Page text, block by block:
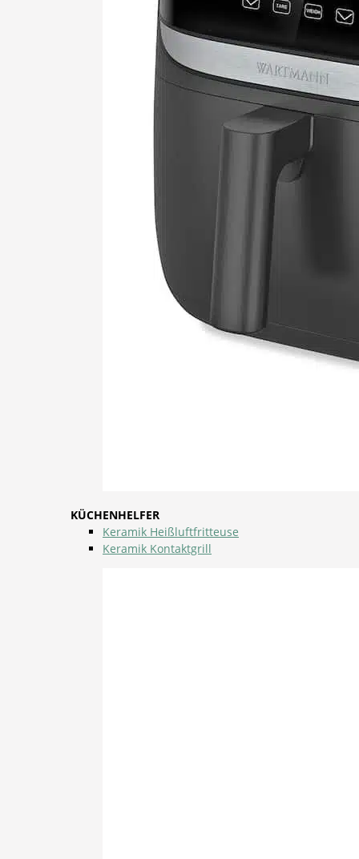
KÜCHENHELFER
Keramik Heißluftfritteuse
Keramik Kontaktgrill